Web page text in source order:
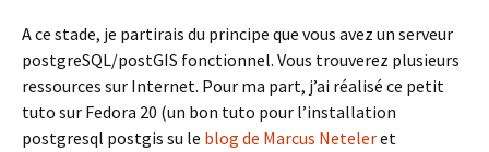
A ce stade, je partirais du principe que vous avez un serveur
postgreSQL/postGIS fonctionnel. Vous trouverez plusieurs
ressources sur Internet. Pour ma part, j’ai réalisé ce petit
tuto sur Fedora 20 (un bon tuto pour l’installation
postgresql postgis su le blog de Marcus Neteleret